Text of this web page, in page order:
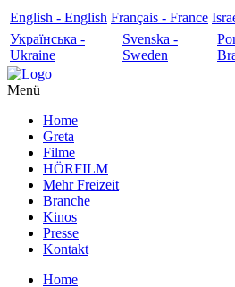
English - English Français - France
Українська -
Ukraine
Svenska -
Sweden
Menü
Home
Greta
Filme
HÖRFILM
Mehr Freizeit
Branche
Kinos
Presse
Kontakt
Home